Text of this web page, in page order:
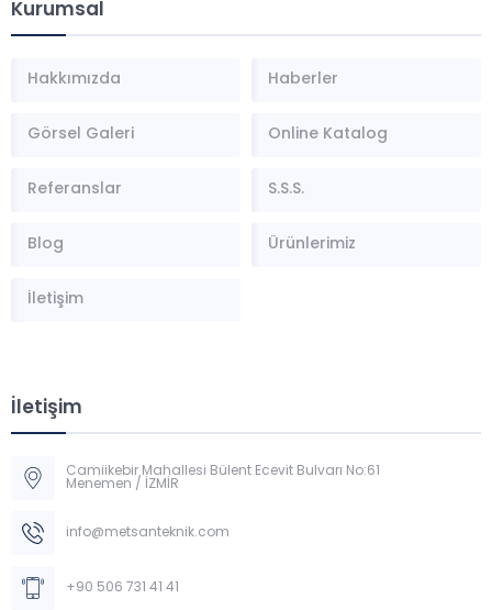
Kurumsal
Hakkımızda Haberler
Görsel Galeri Online Katalog
Referanslar S.S.S.
Blog Ürünlerimiz
İletişim
İletişim
Camiikebir Mahallesi Bülent Ecevit Bulvarı No:61
Menemen / İZMİR
info@metsanteknik.com
+90 506 731 41 41